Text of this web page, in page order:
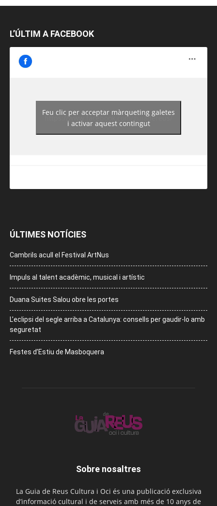
L’ÚLTIM A FACEBOOK
https://www.facebook.com/guiadereus/
Feu clic per acceptar màrqueting galetes
i activar aquest contingut
ÚLTIMES NOTÍCIES
Cambrils acull el Festival ArtNus
Impuls al talent acadèmic, musical i artístic
Duana Suites Salou obre les portes
L’eclipsi del segle arriba a Catalunya: consells per gaudir-lo amb
seguretat
Festes d’Estiu de Masboquera
Sobre nosaltres
La Guia de Reus Cultura i Oci és una publicació exclusiva
d’informació cultural i de serveis amb més de 10 anys de